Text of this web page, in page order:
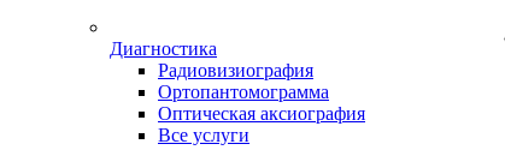
Диагностика
Радиовизиография
Ортопантомограмма
Оптическая аксиография
Все услуги